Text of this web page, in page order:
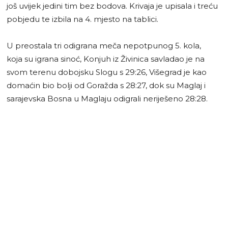
još uvijek jedini tim bez bodova. Krivaja je upisala i treću
pobjedu te izbila na 4. mjesto na tablici.
U preostala tri odigrana meča nepotpunog 5. kola,
koja su igrana sinoć, Konjuh iz Živinica savladao je na
svom terenu dobojsku Slogu s 29:26, Višegrad je kao
domaćin bio bolji od Goražda s 28:27, dok su Maglaj i
sarajevska Bosna u Maglaju odigrali neriješeno 28:28.